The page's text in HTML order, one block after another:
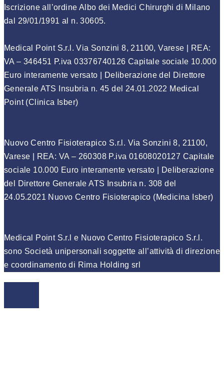
Iscrizione all’ordine Albo dei Medici Chirurghi di Milano
dal 29/01/1991 al n. 30605.
Medical Point S.r.l. Via Sonzini 8, 21100, Varese | REA:
VA – 346451 P.iva 03376740126 Capitale sociale 10.000
Euro interamente versato | Deliberazione del Direttore
Generale ATS Insubria n. 45 del 24.01.2022 Medical
Point (Clinica Isber)
Nuovo Centro Fisioterapico S.r.l. Via Sonzini 8, 21100,
Varese | REA: VA – 260308 P.iva 01608020127 Capitale
sociale 10.000 Euro interamente versato | Deliberazione
del Direttore Generale ATS Insubria n. 308 del
24.05.2021 Nuovo Centro Fisioterapico (Medicina Isber)
Medical Point S.r.l e Nuovo Centro Fisioterapico S.r.l.
sono Società unipersonali soggette all’attività di direzione
e coordinamento di Rima Holding srl